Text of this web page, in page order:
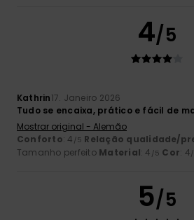
4/5
Kathrin17. Janeiro 2026
Tudo se encaixa, prático e fácil de
Mostrar original - Alemão
Conforto: 4 /5 Relação qualidade/
Tamanho perfeito Material: 4 /5 Cor: 4
5/5